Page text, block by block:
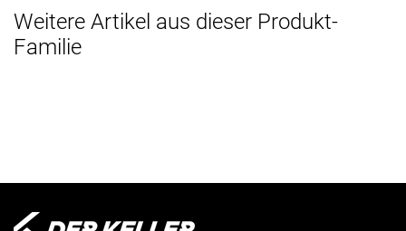
Weitere Artikel aus dieser Produkt-
Familie